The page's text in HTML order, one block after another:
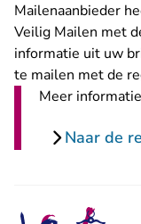
Mailenaanbieder
Veilig Mailen met
informatie uit uw
te mailen met de
Meer informatie
Naar de